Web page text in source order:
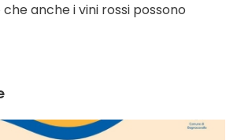
anche i vini rossi possono